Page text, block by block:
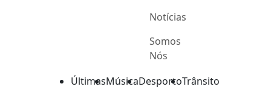
Notícias
Somos
Nós
ÚltimasMúsicaDesportoTrânsito